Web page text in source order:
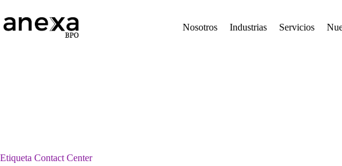
al
contenido
Nosotros Industrias Servicios
Etiqueta Contact Center